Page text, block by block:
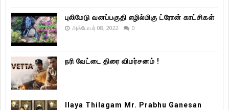
புலிமேடு வனப்பகுதி எழில்மிகு ட்ரோன் காட்சிகள்
அக்டோபர் 08, 2022 0
நரி வேட்டை திரை விமர்சனம் !
Ilaya Thilagam Mr. Prabhu Ganesan